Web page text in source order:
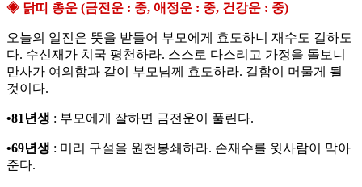
◈ 닭띠 총운 (금전운 : 중, 애정운 : 중, 건강운 : 중)
오늘의 일진은 뜻을 받들어 부모에게 효도하니 재수도 길하도
다. 수신재가 치국 평천하라. 스스로 다스리고 가정을 돌보니
만사가 여의함과 같이 부모님께 효도하라. 길함이 머물게 될
것이다.
•81년생 : 부모에게 잘하면 금전운이 풀린다.
•69년생 : 미리 구설을 원천봉쇄하라. 손재수를 윗사람이 막아
준다.